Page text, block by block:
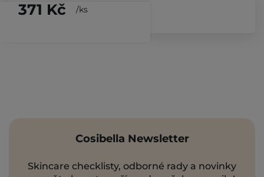
371 Kč /ks
Cosibella Newsletter
Skincare checklisty, odborné rady a novinky